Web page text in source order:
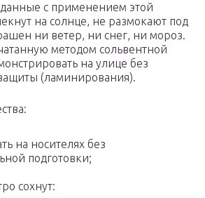
с применением этой
на солнце, не размокают под
ни ветер, ни снег, ни мороз.
методом сольвентной
на улице без
(ламинирования).
на носителях без
подготовки;
сохнут: